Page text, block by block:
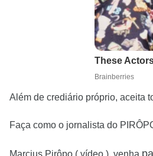
Além de crediário próprio, aceita
Faça como o jornalista do
Marcius Pirôpo ( vídeo ), venha